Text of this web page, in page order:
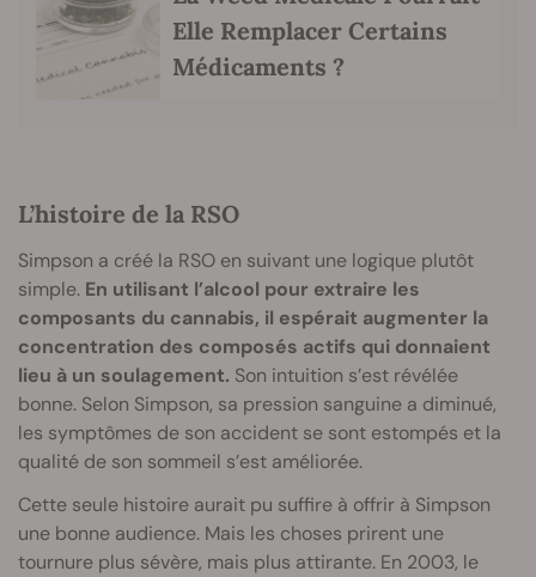
Elle Remplacer Certains
Médicaments ?
L’histoire de la RSO
Simpson a créé la RSO en suivant une logique plutôt
simple. En utilisant l’alcool pour extraire les
composants du cannabis, il espérait augmenter la
concentration des composés actifs qui donnaient
lieu à un soulagement. Son intuition s’est révélée
bonne. Selon Simpson, sa pression sanguine a diminué,
les symptômes de son accident se sont estompés et la
qualité de son sommeil s’est améliorée.
Cette seule histoire aurait pu suffire à offrir à Simpson
une bonne audience. Mais les choses prirent une
tournure plus sévère, mais plus attirante. En 2003, le